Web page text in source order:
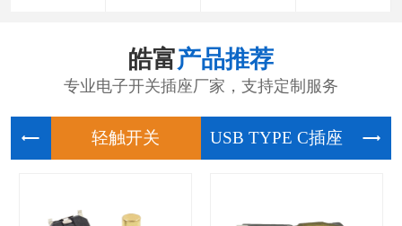
皓富产品推荐
专业电子开关插座厂家，支持定制服务
轻触开关 USB